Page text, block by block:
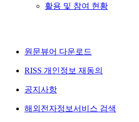
활용 및 참여 현황
원문뷰어 다운로드
RISS 개인정보 재동의
공지사항
해외전자정보서비스 검색